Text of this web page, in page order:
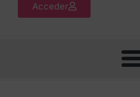
Acceder